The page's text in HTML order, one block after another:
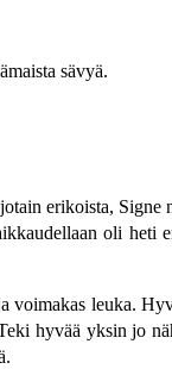
sävyä.
erikoista, Signe
oli heti
voimakas leuka.
hyvää yksin jo